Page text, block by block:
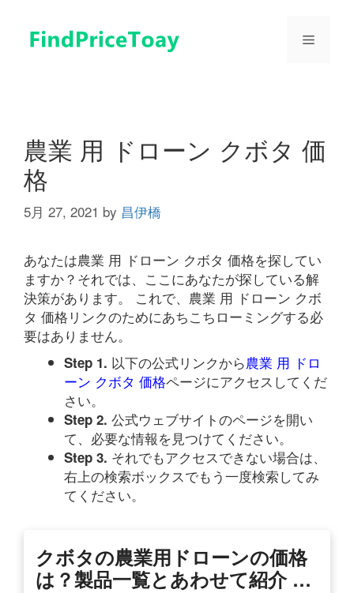
メ
農業 用 ドローン クボタ 価
格
5月 27, 2021 by 昌伊橋
あなたは農業 用 ドローン クボタ 価格を探してい
ますか？それでは、ここにあなたが探している解
決策があります。 これで、農業 用 ドローン クボ
タ 価格リンクのためにあちこちローミングする必
要はありません。
Step 1. 以下の公式リンクから農業 用 ドロ
ーン クボタ 価格ページにアクセスしてくだ
さい。
Step 2. 公式ウェブサイトのページを開い
て、必要な情報を見つけてください。
Step 3. それでもアクセスできない場合は、
右上の検索ボックスでもう一度検索してみ
てください。
クボタの農業用ドローンの価格
は？製品一覧とあわせて紹介 …